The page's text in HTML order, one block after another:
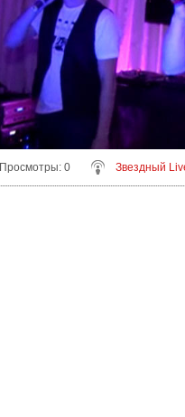
Просмотры: 0 Звездный